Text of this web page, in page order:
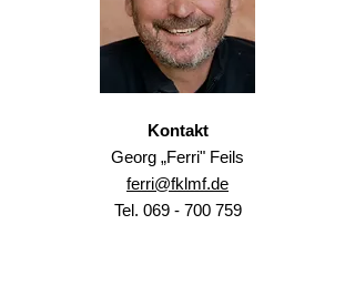
Kontakt
Georg „Ferri" Feils
ferri@fklmf.de
Tel. 069 - 700 759